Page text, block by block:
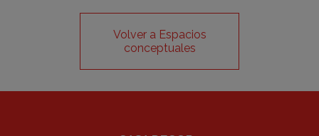
Volver a Espacios
conceptuales